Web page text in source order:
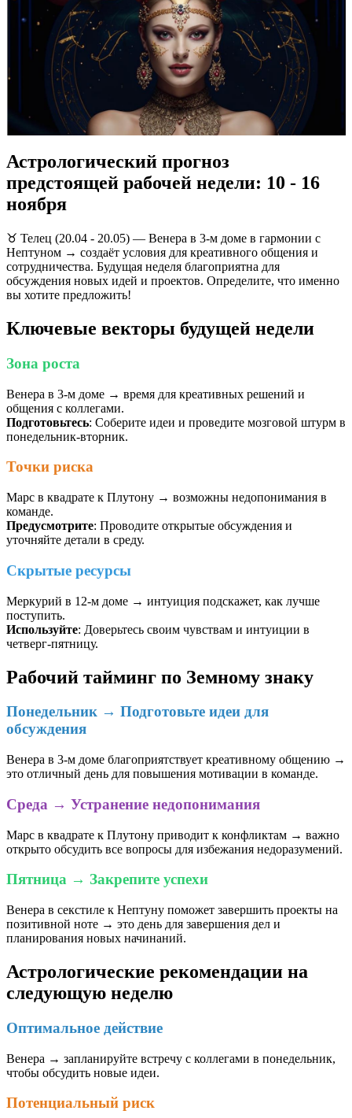
Астрологический прогноз
предстоящей рабочей недели: 10 - 16
ноября
♉️ Телец (20.04 - 20.05) — Венера в 3-м доме в гармонии с
Нептуном → создаёт условия для креативного общения и
сотрудничества. Будущая неделя благоприятна для
обсуждения новых идей и проектов. Определите, что именно
вы хотите предложить!
Ключевые векторы будущей недели
Зона роста
Венера в 3-м доме → время для креативных решений и
общения с коллегами.
Подготовьтесь: Соберите идеи и проведите мозговой штурм в
понедельник-вторник.
Точки риска
Марс в квадрате к Плутону → возможны недопонимания в
команде.
Предусмотрите: Проводите открытые обсуждения и
уточняйте детали в среду.
Скрытые ресурсы
Меркурий в 12-м доме → интуиция подскажет, как лучше
поступить.
Используйте: Доверьтесь своим чувствам и интуиции в
четверг-пятницу.
Рабочий тайминг по Земному знаку
Понедельник → Подготовьте идеи для
обсуждения
Венера в 3-м доме благоприятствует креативному общению →
это отличный день для повышения мотивации в команде.
Среда → Устранение недопонимания
Марс в квадрате к Плутону приводит к конфликтам → важно
открыто обсудить все вопросы для избежания недоразумений.
Пятница → Закрепите успехи
Венера в секстиле к Нептуну поможет завершить проекты на
позитивной ноте → это день для завершения дел и
планирования новых начинаний.
Астрологические рекомендации на
следующую неделю
Оптимальное действие
Венера → запланируйте встречу с коллегами в понедельник,
чтобы обсудить новые идеи.
Потенциальный риск